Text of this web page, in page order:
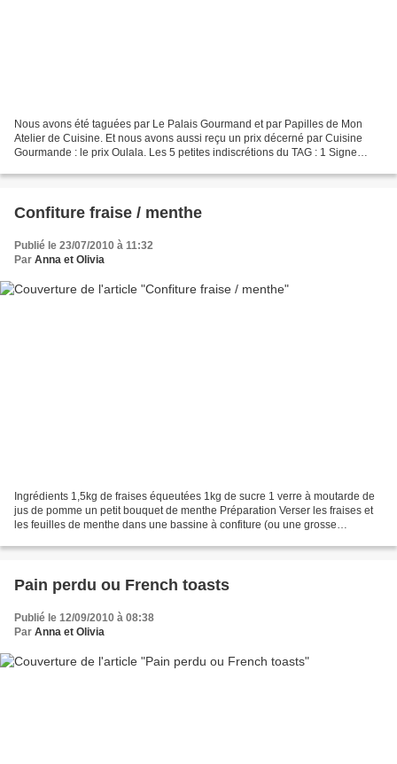
Nous avons été taguées par Le Palais Gourmand et par Papilles de Mon
Atelier de Cuisine. Et nous avons aussi reçu un prix décerné par Cuisine
Gourmande : le prix Oulala. Les 5 petites indiscrétions du TAG : 1 Signe
Confiture fraise / menthe
Publié le 23/07/2010 à 11:32
Par Anna et Olivia
Ingrédients 1,5kg de fraises équeutées 1kg de sucre 1 verre à moutarde de
jus de pomme un petit bouquet de menthe Préparation Verser les fraises et
les feuilles de menthe dans une bassine à confiture (ou une grosse
Pain perdu ou French toasts
Publié le 12/09/2010 à 08:38
Par Anna et Olivia